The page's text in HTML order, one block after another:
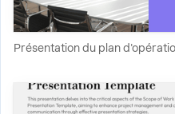
Présentation du plan